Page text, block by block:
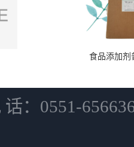
食品添加剂
：0551-